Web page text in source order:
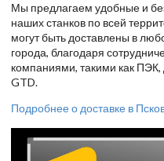
Мы предлагаем удобные и
наших станков по всей
могут быть доставлены в
города, благодаря
компаниями, такими как
GTD.
Подробнее о доставке в